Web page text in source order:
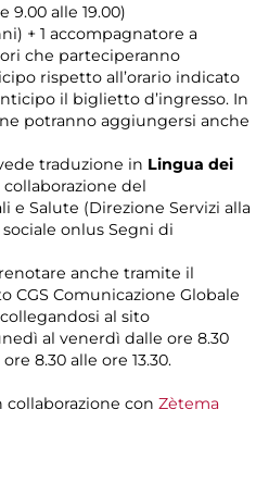
9.00 alle 19.00)
+ 1 accompagnatore a
che parteciperanno
rispetto all’orario indicato
il biglietto d’ingresso. In
potranno aggiungersi anche
traduzione in Lingua dei
collaborazione del
e Salute (Direzione Servizi alla
onlus Segni di
anche tramite il
Comunicazione Globale
al sito
al venerdì dalle ore 8.30
8.30 alle ore 13.30.
collaborazione con Zètema